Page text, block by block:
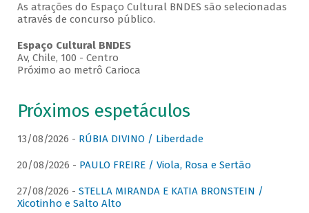
As atrações do Espaço Cultural BNDES são selecionadas
através de concurso público.
Espaço Cultural BNDES
Av, Chile, 100 - Centro
Próximo ao metrô Carioca
Próximos espetáculos
13/08/2026 - RÚBIA DIVINO / Liberdade
20/08/2026 - PAULO FREIRE / Viola, Rosa e Sertão
27/08/2026 - STELLA MIRANDA E KATIA BRONSTEIN /
Xicotinho e Salto Alto